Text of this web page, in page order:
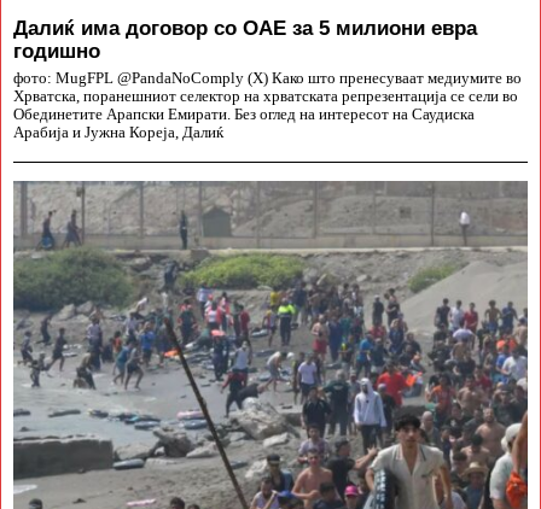
Далиќ има договор со ОАЕ за 5 милиони евра
годишно
фото: MugFPL @PandaNoComply (X) Како што пренесуваат медиумите во
Хрватска, поранешниот селектор на хрватската репрезентација се сели во
Обединетите Арапски Емирати. Без оглед на интересот на Саудиска
Арабија и Јужна Кореја, Далиќ